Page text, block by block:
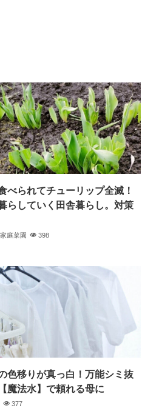
べられてチューリップ全滅！
らしていく田舎暮らし。対策
庭菜園 398
色移りが真っ白！万能シミ抜
魔法水】で頼れる母に
377